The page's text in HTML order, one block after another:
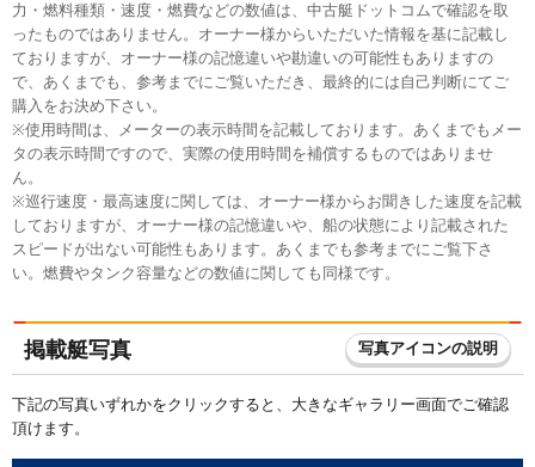
力・燃料種類・速度・燃費などの数値は、中古艇ドットコムで確認を取
ったものではありません。オーナー様からいただいた情報を基に記載し
ておりますが、オーナー様の記憶違いや勘違いの可能性もありますの
で、あくまでも、参考までにご覧いただき、最終的には自己判断にてご
購入をお決め下さい。
※使用時間は、メーターの表示時間を記載しております。あくまでもメー
タの表示時間ですので、実際の使用時間を補償するものではありませ
ん。
※巡行速度・最高速度に関しては、オーナー様からお聞きした速度を記載
しておりますが、オーナー様の記憶違いや、船の状態により記載された
スピードが出ない可能性もあります。あくまでも参考までにご覧下さ
い。燃費やタンク容量などの数値に関しても同様です。
掲載艇写真 写真アイコンの説明
下記の写真いずれかをクリックすると、大きなギャラリー画面でご確認
頂けます。